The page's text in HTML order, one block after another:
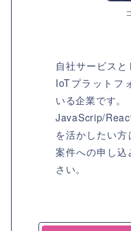
自社サービス
IoTプラットフ
いる企業です。
JavaScrip/
を活かしたい方
案件への申し
さい。